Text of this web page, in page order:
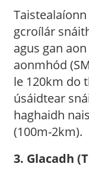
gcroílár
agus gan
aonmhód
le 120km do
úsáidtear
haghaidh
(100m-2km).
3. Glacadh